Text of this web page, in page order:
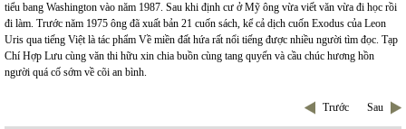
tiểu bang Washington vào năm 1987. Sau khi định cư ở Mỹ ông vừa viết văn vừa đi học rồi
đi làm. Trước năm 1975 ông đã xuất bản 21 cuốn sách, kể cả dịch cuốn Exodus của Leon
Uris qua tiếng Việt là tác phẩm Về miền đất hứa rất nổi tiếng được nhiều người tìm đọc. Tạp
Chí Hợp Lưu cùng văn thi hữu xin chia buồn cùng tang quyến và cầu chúc hương hồn
người quá cố sớm về cõi an bình.
Trước Sau